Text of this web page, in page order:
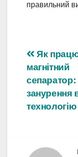
правильний
записів
Як
магнітний
сепаратор:
занурення
технологію